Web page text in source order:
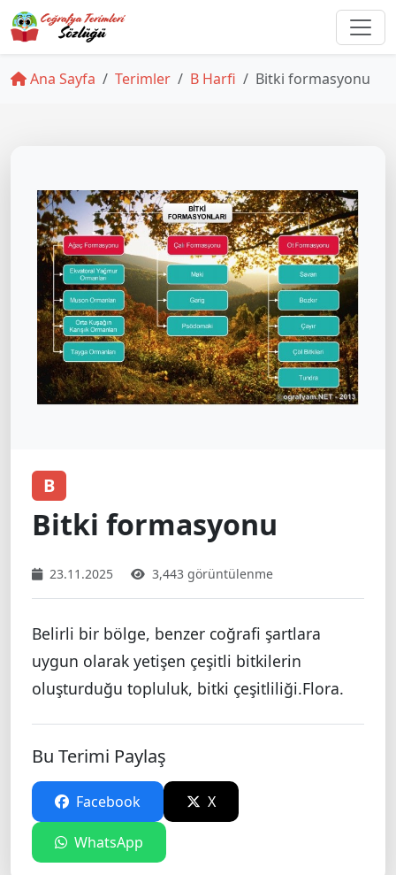
Ana Sayfa Terimler B Harfi Bitki formasyonu
B
Bitki formasyonu
23.11.2025 3,443 görüntülenme
Belirli bir bölge, benzer coğrafi şartlara
uygun olarak yetişen çeşitli bitkilerin
oluşturduğu topluluk, bitki çeşitliliği.Flora.
Bu Terimi Paylaş
Facebook X
WhatsApp